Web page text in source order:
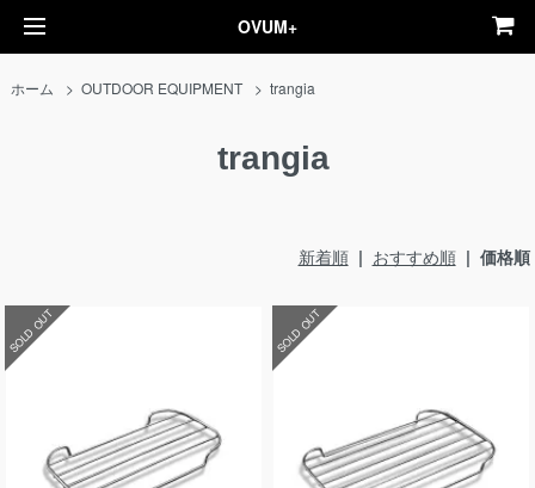
OVUM+
ホーム >OUTDOOR EQUIPMENT >trangia
trangia
新着順| おすすめ順| 価格順
SOLD OUT SOLD OUT